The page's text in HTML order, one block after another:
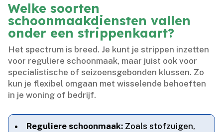
Welke soorten
schoonmaakdiensten vallen
onder een strippenkaart?
Het spectrum is breed.​ Je kunt je strippen inzetten
voor reguliere schoonmaak, maar juist ook voor
specialistische of seizoensgebonden klussen.​ Zo
kun je flexibel omgaan met wisselende behoeften
in je woning of bedrijf.​
Reguliere schoonmaak: Zoals stofzuigen,